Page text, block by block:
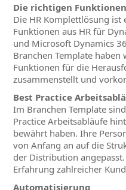
Die richtigen Funktionen
Die HR Komplettlösung ist
Funktionen aus HR für
und Microsoft Dynamics
Branchen Template
Funktionen für die
zusammenstellt und
Best Practice
Im Branchen Template
Practice Arbeitsabläufe
bewährt haben. Ihre
von Anfang an auf die
der Distribution
Erfahrung zahlreicher
Automatisierung